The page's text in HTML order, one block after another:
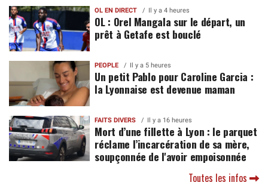
OL EN DIRECT Il y a 4 heures
OL : Orel Mangala sur le départ, un
prêt à Getafe est bouclé
PEOPLE Il y a 5 heures
Un petit Pablo pour Caroline Garcia :
la Lyonnaise est devenue maman
FAITS DIVERS Il y a 16 heures
Mort d’une fillette à Lyon : le parquet
réclame l’incarcération de sa mère,
soupçonnée de l'avoir empoisonnée
Toutes les infos